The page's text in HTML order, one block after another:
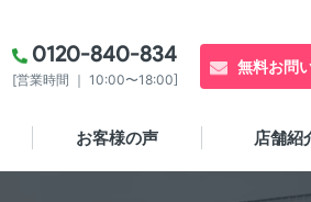
0120-840-834
[営業時間 ｜ 10:00〜18:00]
無料お問
お客様の声 店舗紹